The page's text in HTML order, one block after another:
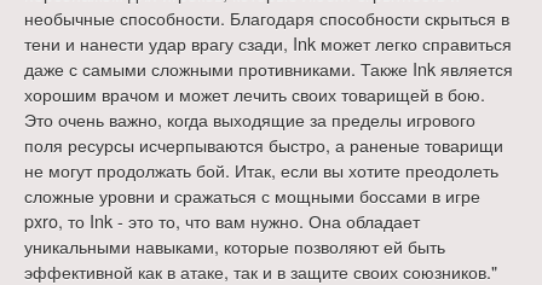
необычные способности. Благодаря способности скрыться в
тени и нанести удар врагу сзади, Ink может легко справиться
даже с самыми сложными противниками. Также Ink является
хорошим врачом и может лечить своих товарищей в бою.
Это очень важно, когда выходящие за пределы игрового
поля ресурсы исчерпываются быстро, а раненые товарищи
не могут продолжать бой. Итак, если вы хотите преодолеть
сложные уровни и сражаться с мощными боссами в игре
pxro, то Ink - это то, что вам нужно. Она обладает
уникальными навыками, которые позволяют ей быть
эффективной как в атаке, так и в защите своих союзников."